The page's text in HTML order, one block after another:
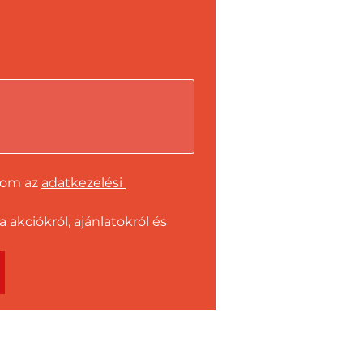
az adatkezelési
akciókról, ajánlatokról és